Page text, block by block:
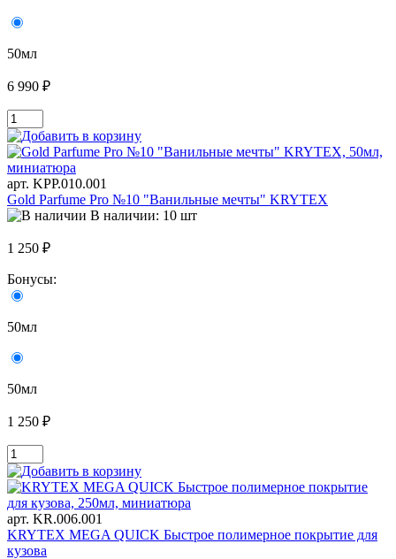
50мл
6 990 ₽
арт. KРР.010.001
Gold Parfume Pro №10 "Ванильные мечты" KRYTEX
В наличии: 10 шт
1 250 ₽
Бонусы:
50мл
50мл
1 250 ₽
арт. KR.006.001
KRYTEX MEGA QUICK Быстрое полимерное покрытие для
кузова